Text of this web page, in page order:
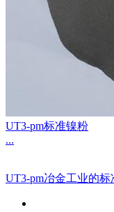
UT3-pm标准镍粉
...
UT3-pm冶金工业的标